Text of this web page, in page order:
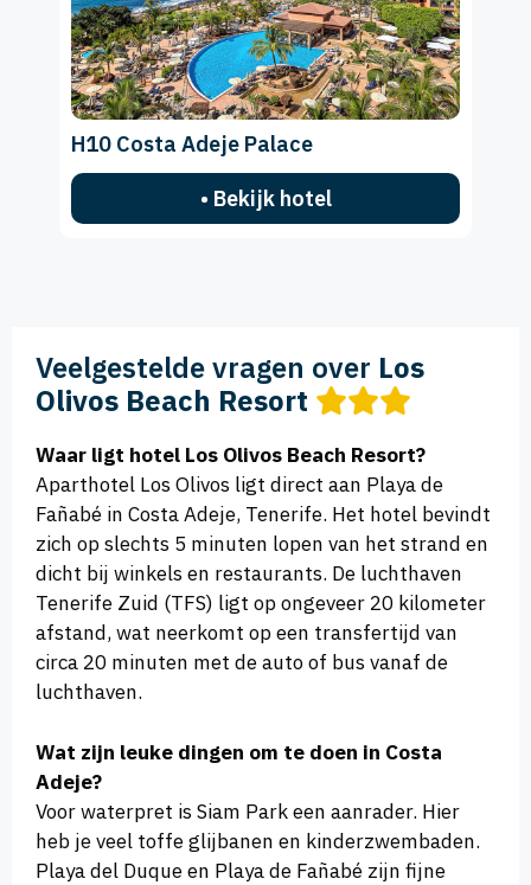
H10 Costa Adeje Palace
• Bekijk hotel
Veelgestelde vragen over Los
Olivos Beach Resort
Waar ligt hotel Los Olivos Beach Resort?
Aparthotel Los Olivos ligt direct aan Playa de
Fañabé in Costa Adeje, Tenerife. Het hotel bevindt
zich op slechts 5 minuten lopen van het strand en
dicht bij winkels en restaurants. De luchthaven
Tenerife Zuid (TFS) ligt op ongeveer 20 kilometer
afstand, wat neerkomt op een transfertijd van
circa 20 minuten met de auto of bus vanaf de
luchthaven.
Wat zijn leuke dingen om te doen in Costa
Adeje?
Voor waterpret is Siam Park een aanrader. Hier
heb je veel toffe glijbanen en kinderzwembaden.
Playa del Duque en Playa de Fañabé zijn fijne